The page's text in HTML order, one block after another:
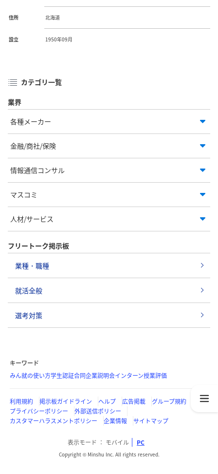
住所 北海道
設立 1950年09月
カテゴリ一覧
業界
各種メーカー
金融/商社/保険
情報通信コンサル
マスコミ
人材/サービス
フリートーク掲示板
業種・職種
就活全般
選考対策
キーワード
みん就の使い方学生認証合同企業説明会インターン授業評価
利用規約 掲示板ガイドライン ヘルプ 広告掲載
グループ規約
プライバシーポリシー
外部送信ポリシー
カスタマーハラスメントポリシー
企業情報 サイトマップ
表示モード モバイル PC
Copyright © Minshu Inc. All rights reserved.